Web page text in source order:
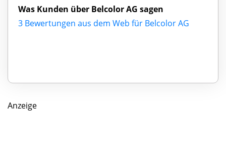
Was Kunden über Belcolor AG sagen
3 Bewertungen aus dem Web für Belcolor AG
Anzeige